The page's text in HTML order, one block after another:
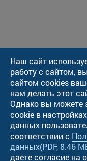
Наш сайт
работу с сайтом,
сайтом cookies
нам делать этот
Однако вы можете
cookie в
данных
соответствии с
данных(PDF, 8.46
даете согласие на